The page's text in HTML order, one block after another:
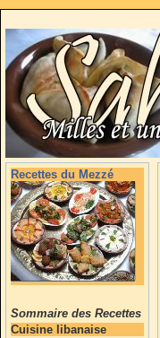
Recettes du Mezzé
Sommaire des Recettes
Cuisine libanaise